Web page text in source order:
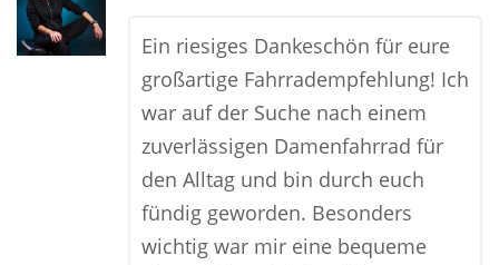
Ein riesiges Dankeschön für eure
großartige Fahrradempfehlung! Ich
war auf der Suche nach einem
zuverlässigen Damenfahrrad für
den Alltag und bin durch euch
fündig geworden. Besonders
wichtig war mir eine bequeme